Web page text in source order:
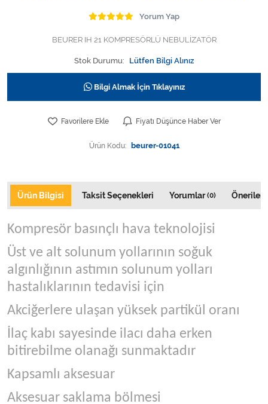
Tüm Kategorileri Gör
Yorum Yap
BEURER IH 21 KOMPRESÖRLÜ NEBULİZATÖR
Stok Durumu: Lütfen Bilgi Alınız
Bilgi Almak İçin Tıklayınız
Favorilere Ekle Fiyatı Düşünce Haber Ver
Ürün Kodu: beurer-01041
Ürün Bilgisi Taksit Seçenekleri Yorumlar(0)
Kompresör basınçlı hava teknolojisi
Üst ve alt solunum yollarının soğuk
algınlığının astımın solunum yolları
hastalıklarının tedavisi için
Akciğerlere ulaşan yüksek partikül oranı
İlaç kabı sayesinde ilacı daha erken
bitirebilme olanağı sunmaktadır
Kapsamlı aksesuar
Aksesuar saklama bölmesi